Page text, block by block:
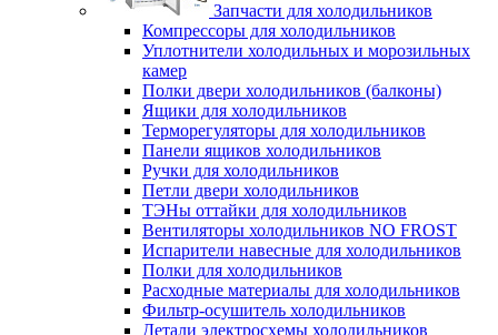
Запчасти для холодильников
Компрессоры для холодильников
Уплотнители холодильных и морозильных
камер
Полки двери холодильников (балконы)
Ящики для холодильников
Терморегуляторы для холодильников
Панели ящиков холодильников
Ручки для холодильников
Петли двери холодильников
ТЭНы оттайки для холодильников
Вентиляторы холодильников NO FROST
Испарители навесные для холодильников
Полки для холодильников
Расходные материалы для холодильников
Фильтр-осушитель холодильников
Детали электросхемы холодильников